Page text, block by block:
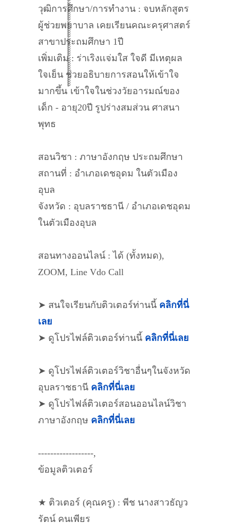
วุฒิการศึกษา/การทำงาน : จบหลักสูตร
ผู้ช่วยพยาบาล เคยเรียนคณะครุศาสตร์
สาขาประถมศึกษา 1ปี
เพิ่มเติม : ร่าเริงเเจ่มใส ใจดี มีเหตุผล
ใจเย็น ช่วยอธิบายการสอนให้เข้าใจ
มากขึ้น ้้้้้้้้้้้้้้้้้้้้้้้้้้้้้้้้้้้้้้้้้้้้้้้้้้้้้้้้้้้้้้เข้าใจในช่วงวัยอารมณ์ของ
เด็ก - อายุ20ปี รูปร่างสมส่วน ศาสนา
พุทธ
สอนวิชา : ภาษาอังกฤษ ประถมศึกษา
สถานที่ : อำเภอเดชอุดม ในตัวเมือง
อุบล
จังหวัด : อุบลราชธานี / อำเภอเดชอุดม
ในตัวเมืองอุบล
สอนทางออนไลน์ : ได้ (ทั้งหมด),
ZOOM, Line Vdo Call
➤ สนใจเรียนกับติวเตอร์ท่านนี้ คลิกที่นี่
เลย
➤ ดูโปรไฟล์ติวเตอร์ท่านนี้ คลิกที่นี่เลย
➤ ดูโปรไฟล์ติวเตอร์วิชาอื่นๆในจังหวัด
อุบลราชธานี คลิกที่นี่เลย
➤ ดูโปรไฟล์ติวเตอร์สอนออนไลน์วิชา
ภาษาอังกฤษ คลิกที่นี่เลย
------------------,
ข้อมูลติวเตอร์
★ ติวเตอร์ (คุณครู) : พีช นางสาวธัญว
รัตน์ คนเพียร